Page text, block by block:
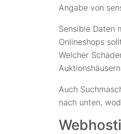
Angabe von
Sensible Daten
Onlineshops
Welcher
Auch
nach unten,